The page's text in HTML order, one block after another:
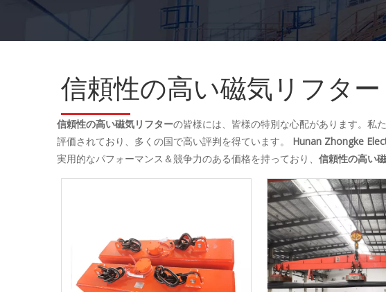
信頼性の高い磁気リフター
信頼性の高い磁気リフターの皆様には、皆様の特別な心配があります。私
評価されており、多くの国で高い評判を得ています。 Hunan Zhongke
実用的なパフォーマンス＆競争力のある価格を持っており、 信頼性の高い